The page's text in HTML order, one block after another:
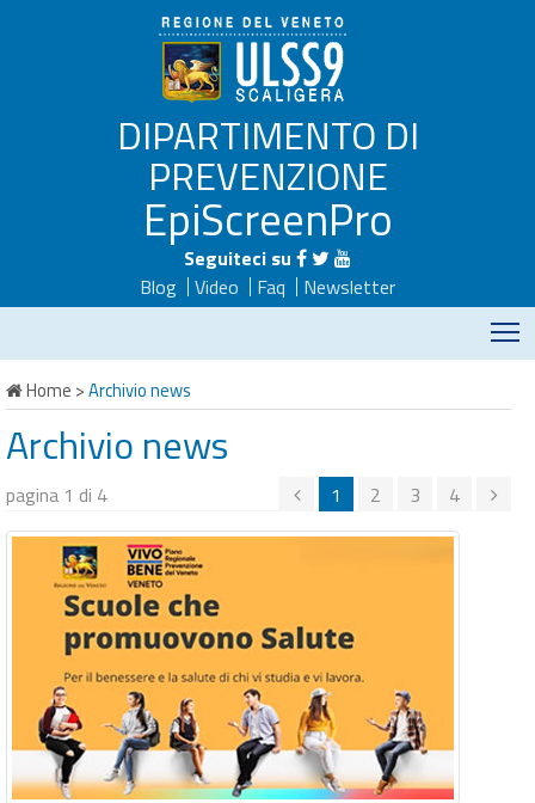
DIPARTIMENTO DI
PREVENZIONE
EpiScreenPro
Seguiteci su
Blog
Video Faq
Newsletter
Home >Archivio news
Archivio news
pagina 1 di 4 1 2 3 4